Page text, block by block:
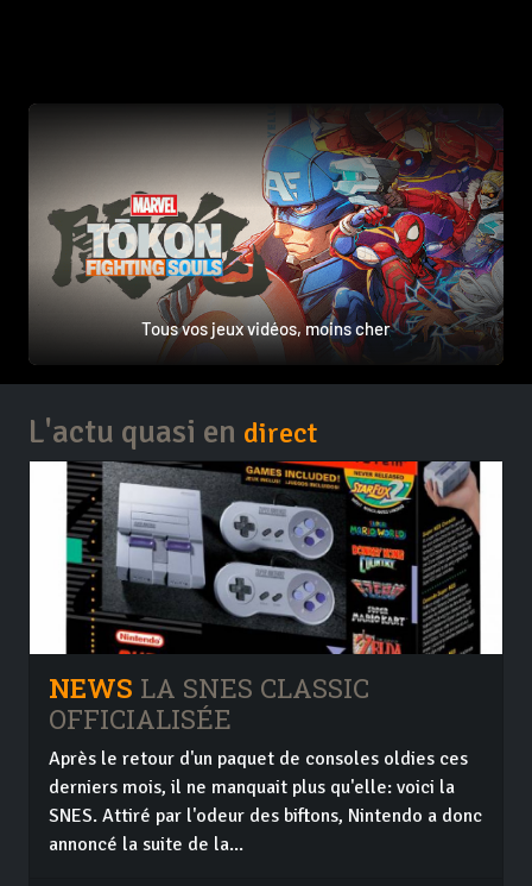
Tous vos jeux vidéos, moins cher
L'actu quasi en direct
NEWS LA SNES CLASSIC
OFFICIALISÉE
Après le retour d'un paquet de consoles oldies ces
derniers mois, il ne manquait plus qu'elle: voici la
SNES. Attiré par l'odeur des biftons, Nintendo a donc
annoncé la suite de la...